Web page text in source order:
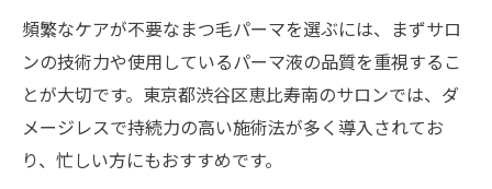
頻繁なケアが不要なまつ毛パーマを選ぶには、まずサロ
ンの技術力や使用しているパーマ液の品質を重視するこ
とが大切です。東京都渋谷区恵比寿南のサロンでは、ダ
メージレスで持続力の高い施術法が多く導入されてお
り、忙しい方にもおすすめです。